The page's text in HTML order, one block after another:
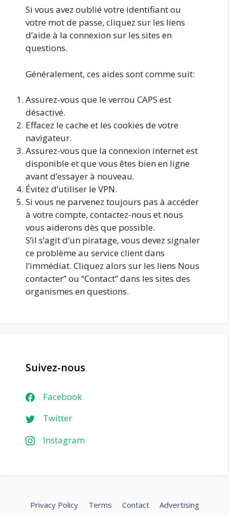
Si vous avez oublié votre identifiant ou
votre mot de passe, cliquez sur les liens
d’aide à la connexion sur les sites en
questions.
Généralement, ces aides sont comme suit:
Assurez-vous que le verrou CAPS est
désactivé.
Effacez le cache et les cookies de votre
navigateur.
Assurez-vous que la connexion internet est
disponible et que vous êtes bien en ligne
avant d’essayer à nouveau.
Évitez d’utiliser le VPN.
Si vous ne parvenez toujours pas à accéder
à votre compte, contactez-nous et nous
vous aiderons dès que possible.
S’il s’agit d’un piratage, vous devez signaler
ce problème au service client dans
l’immédiat. Cliquez alors sur les liens Nous
contacter” ou “Contact” dans les sites des
organismes en questions.
Suivez-nous
Facebook
Twitter
Instagram
Privacy Policy Terms Contact Advertising